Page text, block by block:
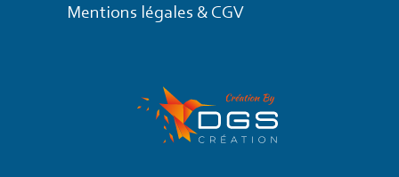
Mentions légales & CGV